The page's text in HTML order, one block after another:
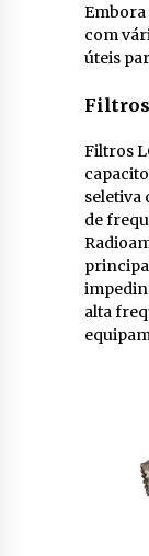
Embora
com
úteis
Filtros
Filtros
seletiva
de
alta